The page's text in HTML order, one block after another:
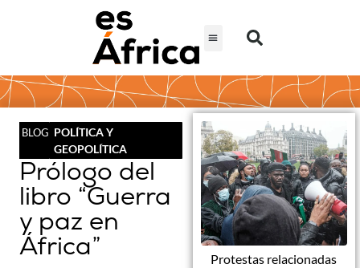
BLOG POLÍTICA Y
GEOPOLÍTICA
Prólogo del
libro “Guerra
y paz en
África”
Protestas relacionadas